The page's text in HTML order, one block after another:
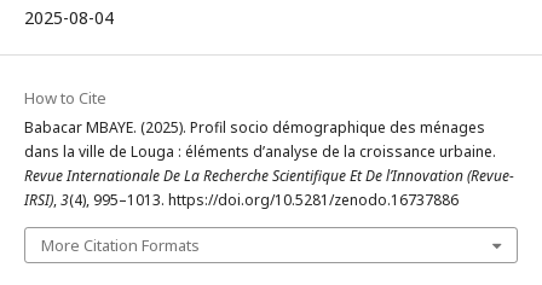
2025-08-04
How to Cite
Babacar MBAYE. (2025). Profil socio démographique des ménages
dans la ville de Louga : éléments d’analyse de la croissance urbaine.
Revue Internationale De La Recherche Scientifique Et De l’Innovation (Revue-
IRSI),3(4), 995–1013. https://doi.org/10.5281/zenodo.16737886
More Citation Formats